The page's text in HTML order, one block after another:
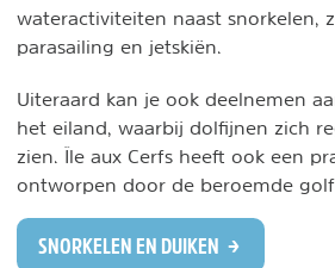
wateractiviteiten naast snorkelen,
parasailing en jetskiën.
Uiteraard kan je ook deelnemen
het eiland, waarbij dolfijnen zich
zien. Île aux Cerfs heeft ook een
ontworpen door de beroemde
SNORKELEN EN DUIKEN